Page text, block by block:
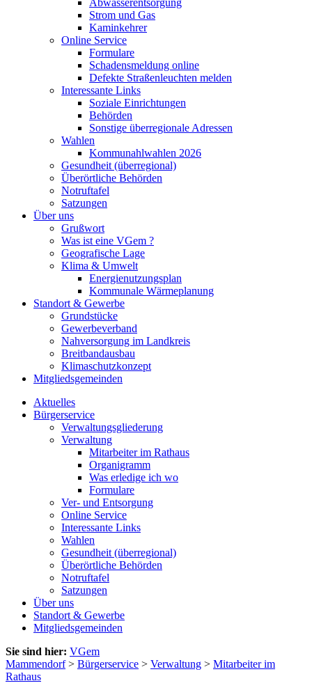
Abwasserentsorgung
Strom und Gas
Kaminkehrer
Online Service
Formulare
Schadensmeldung online
Defekte Straßenleuchten melden
Interessante Links
Soziale Einrichtungen
Behörden
Sonstige überregionale Adressen
Wahlen
Kommunahlwahlen 2026
Gesundheit (überregional)
Überörtliche Behörden
Notruftafel
Satzungen
Über uns
Grußwort
Was ist eine VGem ?
Geografische Lage
Klima & Umwelt
Energienutzungsplan
Kommunale Wärmeplanung
Standort & Gewerbe
Grundstücke
Gewerbeverband
Nahversorgung im Landkreis
Breitbandausbau
Klimaschutzkonzept
Mitgliedsgemeinden
Aktuelles
Bürgerservice
Verwaltungsgliederung
Verwaltung
Mitarbeiter im Rathaus
Organigramm
Was erledige ich wo
Formulare
Ver- und Entsorgung
Online Service
Interessante Links
Wahlen
Gesundheit (überregional)
Überörtliche Behörden
Notruftafel
Satzungen
Über uns
Standort & Gewerbe
Mitgliedsgemeinden
Sie sind hier: VGem
Mammendorf> Bürgerservice > Verwaltung > Mitarbeiter im
Rathaus